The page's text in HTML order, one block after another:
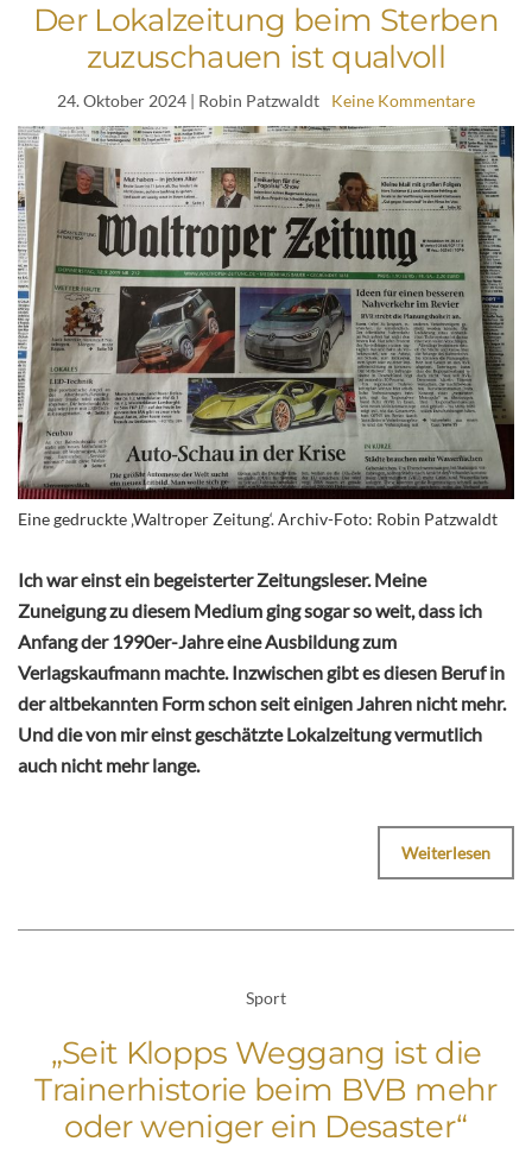
Der Lokalzeitung beim Sterben
zuzuschauen ist qualvoll
24. Oktober 2024 | Robin Patzwaldt Keine Kommentare
Eine gedruckte ‚Waltroper Zeitung‘. Archiv-Foto: Robin Patzwaldt
Ich war einst ein begeisterter Zeitungsleser. Meine
Zuneigung zu diesem Medium ging sogar so weit, dass ich
Anfang der 1990er-Jahre eine Ausbildung zum
Verlagskaufmann machte. Inzwischen gibt es diesen Beruf in
der altbekannten Form schon seit einigen Jahren nicht mehr.
Und die von mir einst geschätzte Lokalzeitung vermutlich
auch nicht mehr lange.
Weiterlesen
Sport
„Seit Klopps Weggang ist die
Trainerhistorie beim BVB mehr
oder weniger ein Desaster“